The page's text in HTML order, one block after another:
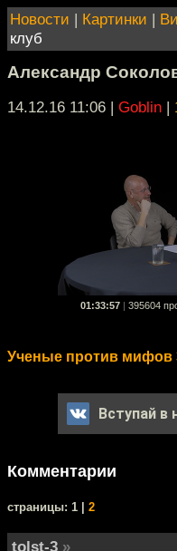
Новости | Картинки |
клуб
Александр
14.12.16 11:06 | Goblin |
01:33:57 395604
Ученые против мифов
Вступай в
Комментарии
cтраницы: 1 | 2
tolst-3 »